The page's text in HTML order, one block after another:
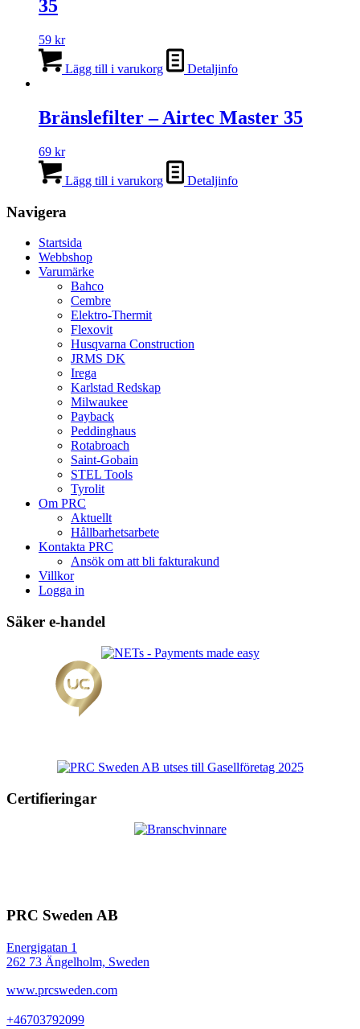
35
59 kr
Lägg till i varukorg Detaljinfo
Bränslefilter – Airtec Master 35
69 kr
Lägg till i varukorg Detaljinfo
Navigera
Startsida
Webbshop
Varumärke
Bahco
Cembre
Elektro-Thermit
Flexovit
Husqvarna Construction
JRMS DK
Irega
Karlstad Redskap
Milwaukee
Payback
Peddinghaus
Rotabroach
Saint-Gobain
STEL Tools
Tyrolit
Om PRC
Aktuellt
Hållbarhetsarbete
Kontakta PRC
Ansök om att bli fakturakund
Villkor
Logga in
Säker e-handel
Certifieringar
PRC Sweden AB
Energigatan 1
262 73 Ängelholm, Sweden
www.prcsweden.com
+46703792099